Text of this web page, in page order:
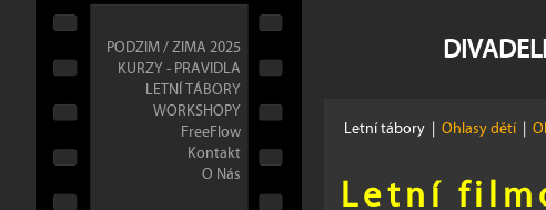
PODZIM / ZIMA 2025
KURZY - PRAVIDLA
LETNÍ TÁBORY
WORKSHOPY
FreeFlow
Kontakt
O Nás
Letní tábory | Ohlasy dětí |
Letní